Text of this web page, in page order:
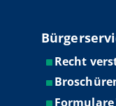
Recht
Formulare